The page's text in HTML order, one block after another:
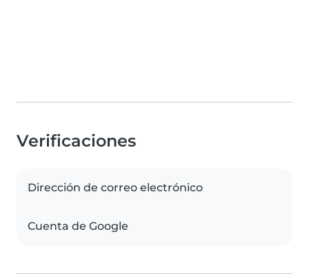
Verificaciones
Dirección de correo electrónico
Cuenta de Google